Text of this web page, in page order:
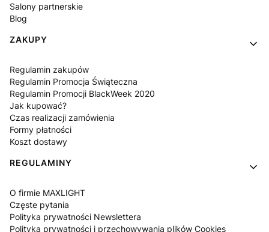
Salony partnerskie
Blog
ZAKUPY
Regulamin zakupów
Regulamin Promocja Świąteczna
Regulamin Promocji BlackWeek 2020
Jak kupować?
Czas realizacji zamówienia
Formy płatności
Koszt dostawy
REGULAMINY
O firmie MAXLIGHT
Częste pytania
Polityka prywatności Newslettera
Polityka prywatności i przechowywania plików Cookies